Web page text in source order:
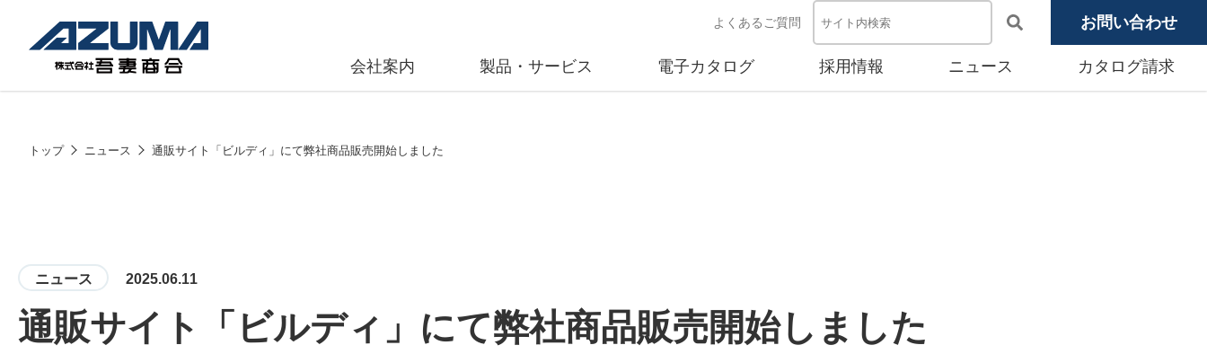
よくあるご質問 お問い合わせ
会社案内 製品・サービス 電子カタログ 採用情報 ニュース カタログ請求
株式会社吾妻商会 会社案内
製品・サービス
給油カード
交通安全用品 設置基準
トップ ニュース 通販サイト「ビルディ」にて弊社商品販売開始しました
ニュース 2025.06.11
通販サイト「ビルディ」にて弊社商品販売開始しました